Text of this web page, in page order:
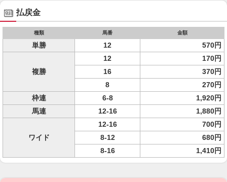
払戻金
種類 馬番 金額
単勝 12 570円
複勝
12
170円
16
370円
8
270円
枠連
6-8
1,920円
馬連
12-16 1,880円
ワイド
12-16
700円
8-12
680円
8-16
1,410円